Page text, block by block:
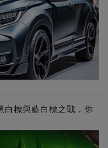
白標與藍白標之戰，你